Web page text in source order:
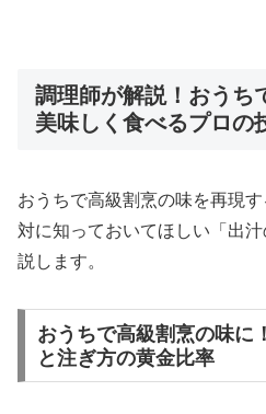
調理師が解説！おうち
美味しく食べるプロの
おうちで高級割烹の味を再現
対に知っておいてほしい「出
説します。
おうちで高級割烹の味に
と注ぎ方の黄金比率